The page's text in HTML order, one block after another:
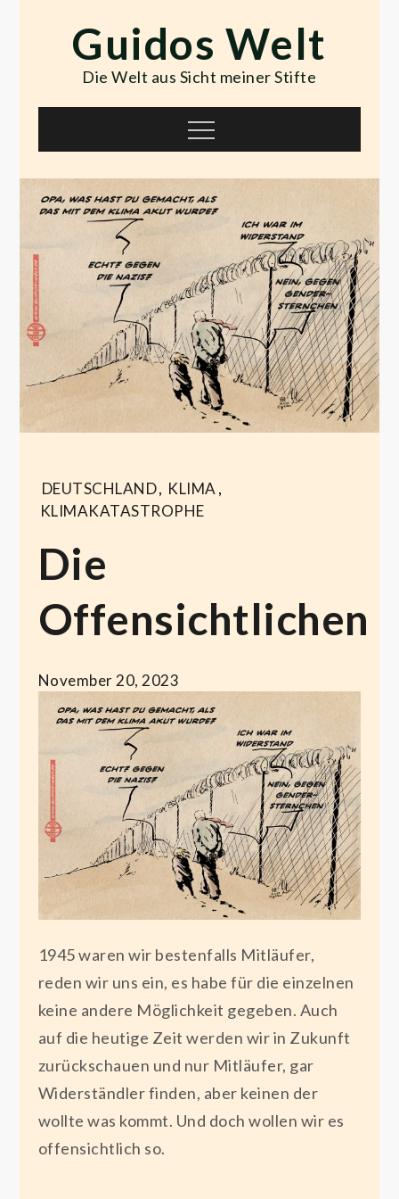
contentGuidos Welt
Die Welt aus Sicht meiner Stifte
Menu
DEUTSCHLAND, KLIMA ,
KLIMAKATASTROPHE
Die
Offensichtlichen
November 20, 2023
1945 waren wir bestenfalls Mitläufer,
reden wir uns ein, es habe für die einzelnen
keine andere Möglichkeit gegeben. Auch
auf die heutige Zeit werden wir in Zukunft
zurückschauen und nur Mitläufer, gar
Widerständler finden, aber keinen der
wollte was kommt. Und doch wollen wir es
offensichtlich so.